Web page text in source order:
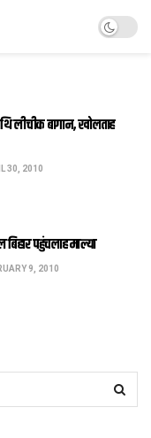
लीचीक बागान, खोलताह
30, 2010
पहुंचलाह माल्या
9, 2010